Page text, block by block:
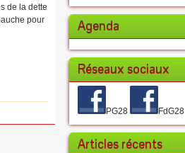
de la dette
pour
Agenda
Réseaux sociaux
PG28 FdG28
Articles récents